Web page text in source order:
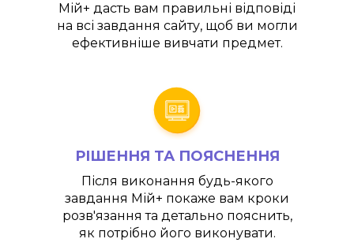
Мій+ дасть вам правильні відповіді
на всі завдання сайту, щоб ви могли
ефективніше вивчати предмет.
РІШЕННЯ ТА ПОЯСНЕННЯ
Після виконання будь-якого
завдання Мій+ покаже вам кроки
розв'язання та детально пояснить,
як потрібно його виконувати.